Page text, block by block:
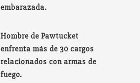
embarazada.
Hombre de Pawtucket
enfrenta más de 30 cargos
relacionados con armas de
fuego.